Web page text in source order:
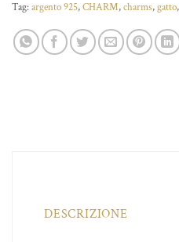
Tag: argento 925,CHARM,charms,gatto,
DESCRIZIONE